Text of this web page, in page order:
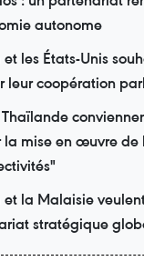
autonome
les États-Unis
leur coopération
la mise en œuvre de
et la Malaisie
stratégique